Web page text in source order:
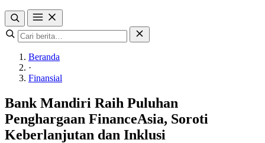
Beranda
·
Finansial
Bank Mandiri Raih Puluhan
Penghargaan FinanceAsia, Soroti
Keberlanjutan dan Inklusi